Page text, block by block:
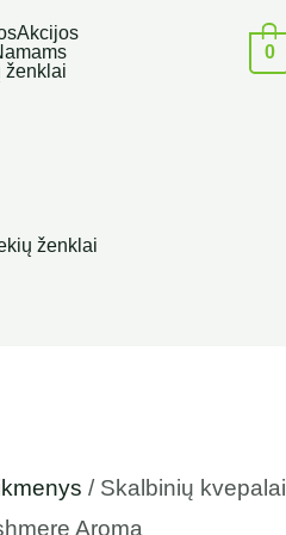
Akcijos
ženklai
0
ženklai
/ Skalbinių kvepalai
Aroma